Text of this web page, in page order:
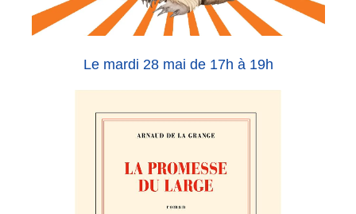
Le mardi 28 mai de 17h à 19h